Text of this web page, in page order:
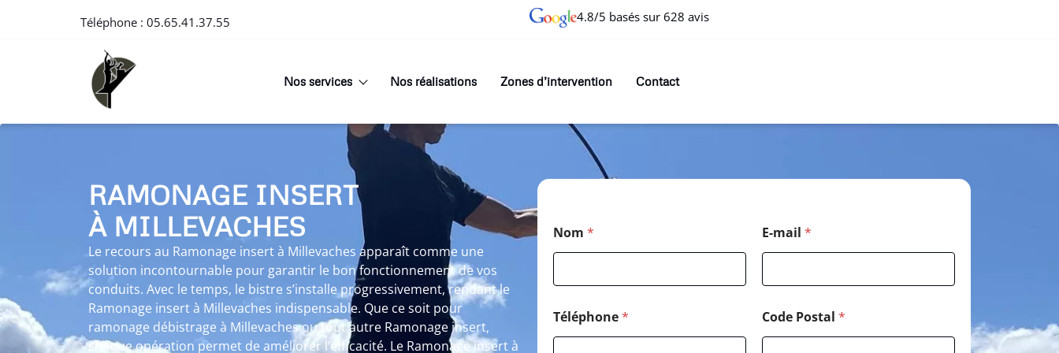
Téléphone : 05.65.41.37.55 4.8/5 basés sur 628 avis
Nos services Nos réalisations Zones d’intervention Contact
RAMONAGE INSERT
À MILLEVACHES
Le recours au Ramonage insert à Millevaches apparaît comme une
solution incontournable pour garantir le bon fonctionnement de vos
conduits. Avec le temps, le bistre s’installe progressivement, rendant le
Ramonage insert à Millevaches indispensable. Que ce soit pour
ramonage débistrage à Millevaches ou tout autre Ramonage insert,
chaque opération permet de améliorer l’efficacité. Le Ramonage insert à
o
m
o
C
o
d
Nom * E-mail *
Téléphone* Code Postal *